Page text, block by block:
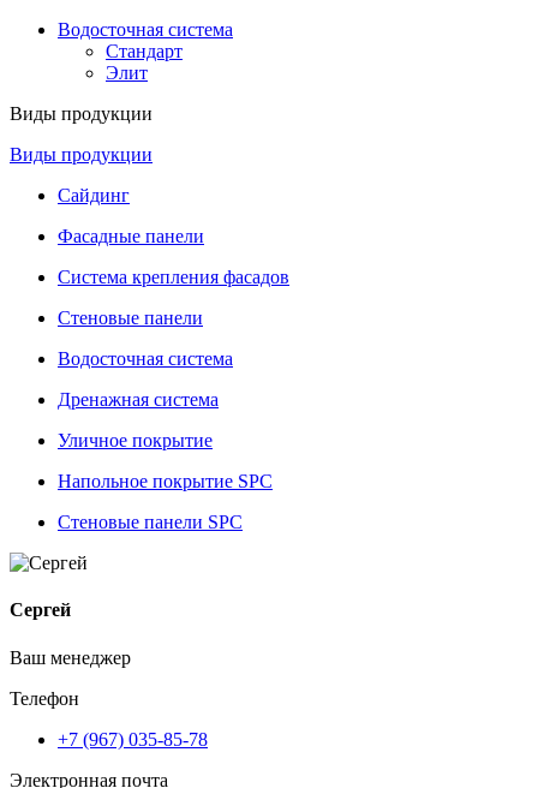
Водосточная система
Стандарт
Элит
Виды продукции
Виды продукции
Сайдинг
Фасадные панели
Система крепления фасадов
Стеновые панели
Водосточная система
Дренажная система
Уличное покрытие
Напольное покрытие SPC
Стеновые панели SPC
Сергей
Ваш менеджер
Телефон
+7 (967) 035-85-78
Электронная почта